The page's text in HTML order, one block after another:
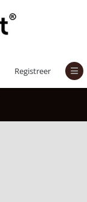
Registreer
in